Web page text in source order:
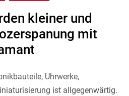
kleiner und
mit
Uhrwerke,
ist allgegenwärtig.